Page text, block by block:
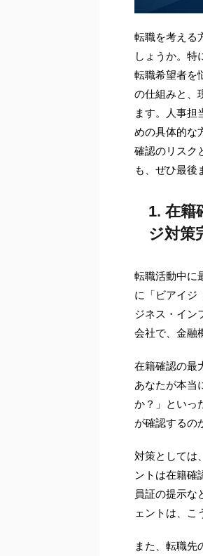
転職を考える
しょうか。特
転職希望者を
の仕組みと、
ます。人事担
めの具体的な
確認のリスク
も、ぜひ最後
1. 在籍
ジ対策
転職活動中に
に「ビアイジ
ジネス・イン
会社で、金融
在籍確認の最
あなたが本当
か？」といっ
が確認するの
対策としては
ントは在籍確
員証の提示な
ェントは、こ
また、転職先